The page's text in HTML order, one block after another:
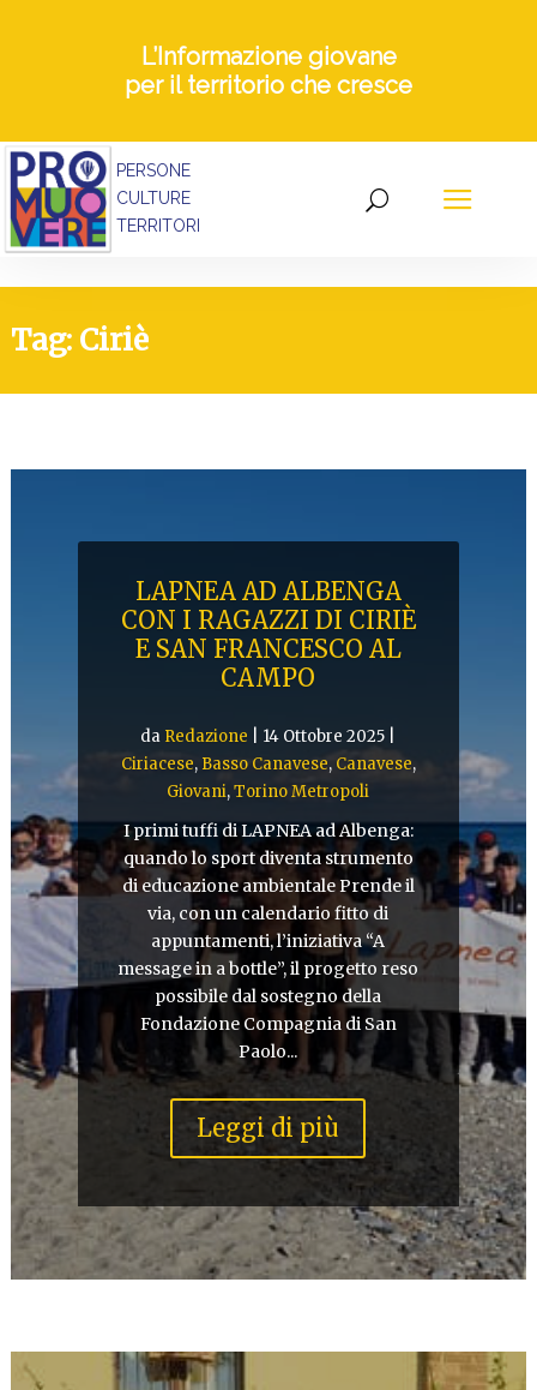
L’Informazione giovane
per il territorio che cresce
PERSONE
CULTURE
TERRITORI
Tag: Ciriè
LAPNEA AD ALBENGA
CON I RAGAZZI DI CIRIÈ
E SAN FRANCESCO AL
CAMPO
da Redazione 14 Ottobre 2025
Ciriacese, Basso Canavese, Canavese,
Giovani,Torino Metropoli
I primi tuffi di LAPNEA ad Albenga:
quando lo sport diventa strumento
di educazione ambientale Prende il
via, con un calendario fitto di
appuntamenti, l’iniziativa “A
message in a bottle”, il progetto reso
possibile dal sostegno della
Fondazione Compagnia di San
Paolo...
Leggi di più